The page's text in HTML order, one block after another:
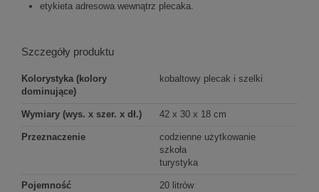
etykieta adresowa wewnątrz plecaka.
Szczegóły produktu
Kolorystyka (kolory
dominujące)
kobaltowy plecak i szelki
Wymiary (wys. x szer. x dł.) 42 x 30 x 18 cm
Przeznaczenie
codzienne użytkowanie
szkoła
turystyka
Pojemność 20 litrów